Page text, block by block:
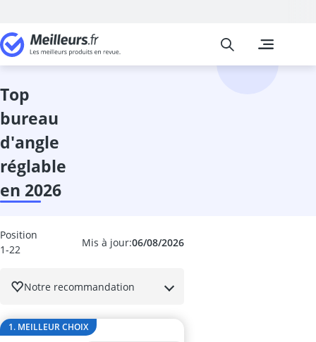
Cuisine et
Abattant wc
Meilleurs
top
bureau
d'angle
réglable
en 2026
Mis à jour:06/08/2026
Position
1-22
Notre recommandation
1. MEILLEUR CHOIX